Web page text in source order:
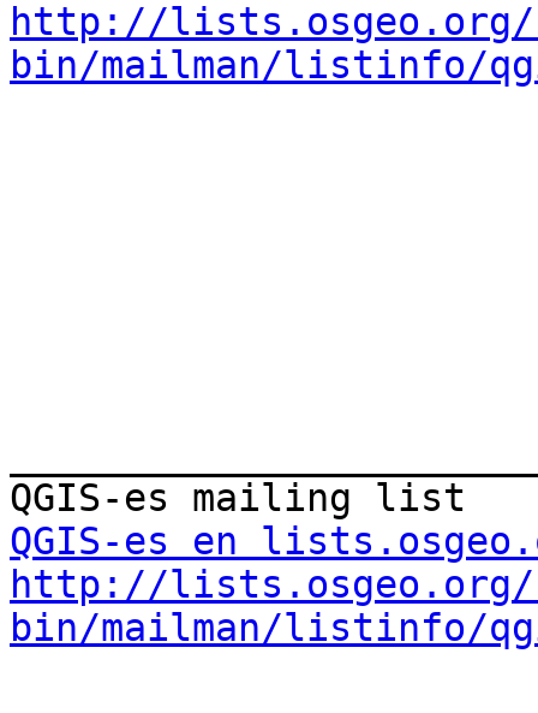
http://
bin/mailman/listinfo/
QGIS-es en
http://
bin/mailman/listinfo/